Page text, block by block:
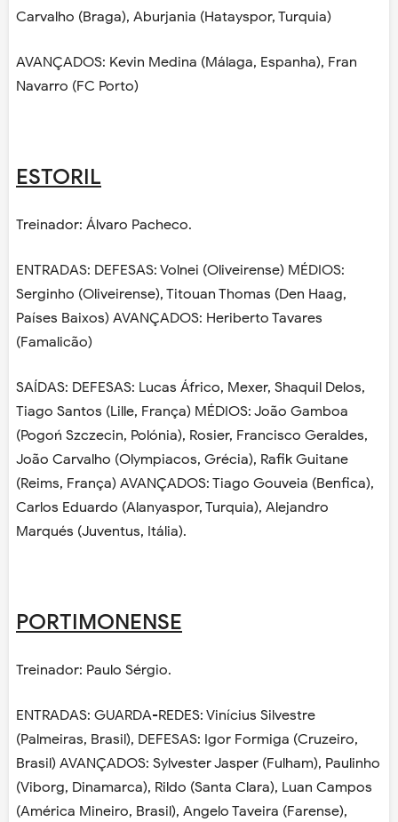
Carvalho (Braga), Aburjania (Hatayspor, Turquia)
AVANÇADOS: Kevin Medina (Málaga, Espanha), Fran
Navarro (FC Porto)
ESTORIL
Treinador: Álvaro Pacheco.
ENTRADAS: DEFESAS: Volnei (Oliveirense) MÉDIOS:
Serginho (Oliveirense), Titouan Thomas (Den Haag,
Países Baixos) AVANÇADOS: Heriberto Tavares
(Famalicão)
SAÍDAS: DEFESAS: Lucas Áfrico, Mexer, Shaquil Delos,
Tiago Santos (Lille, França) MÉDIOS: João Gamboa
(Pogoń Szczecin, Polónia), Rosier, Francisco Geraldes,
João Carvalho (Olympiacos, Grécia), Rafik Guitane
(Reims, França) AVANÇADOS: Tiago Gouveia (Benfica),
Carlos Eduardo (Alanyaspor, Turquia), Alejandro
Marqués (Juventus, Itália).
PORTIMONENSE
Treinador: Paulo Sérgio.
ENTRADAS: GUARDA-REDES: Vinícius Silvestre
(Palmeiras, Brasil), DEFESAS: Igor Formiga (Cruzeiro,
Brasil) AVANÇADOS: Sylvester Jasper (Fulham), Paulinho
(Viborg, Dinamarca), Rildo (Santa Clara), Luan Campos
(América Mineiro, Brasil), Angelo Taveira (Farense),